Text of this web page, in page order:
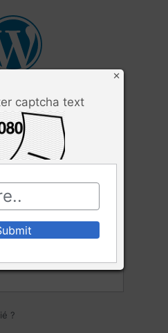
×
captcha text
e-mail
moi
?